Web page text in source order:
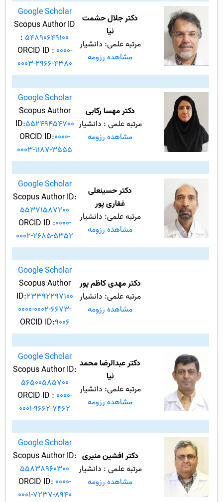
دکتر جلال حشمت
نیا
مرتبه علمی: دانشیار
مشاهده رزومه
Google Scholar
Scopus Author ID
: 54890649100
ORCID ID : 0000-
0003-2966-4380
دکتر مهسا رکابی
مرتبه علمی : دانشیار
مشاهده رزومه
Google Scholar
Scopus Author
ID:55249454700
ORCID ID:0000-
0003-1187-3555
دکتر حسینعلی
غفاری پور
مرتبه علمی: دانشیار
مشاهده رزومه
Google Scholar
Scopus Author ID:
55371587200
ORCID ID :0000-
0002-2685-5352
دکتر مهدی کاظم پور
مرتبه علمی: دانشیار
مشاهده رزومه
Google Scholar
Scopus Author
ID:23392297100
0000-0002-6673-
9006
:ORCID ID
دکتر عبدالرضا محمد
نیا
مرتبه علمی: دانشیار
مشاهده رزومه
Google Scholar
Scopus Author ID:
56500585700
ORCID ID : 0000-
0001-9662-7462
دکتر افشین منیری
مرتبه علمی : دانشیار
مشاهده رزومه
Google Scholar
Scopus Author ID:
55838960300
ORCID ID: 0000-
0001-7237-8940